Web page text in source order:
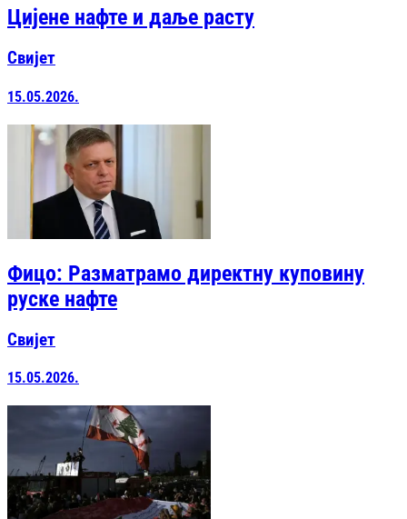
Цијене нафте и даље расту
Свијет
15.05.2026.
Фицо: Разматрамо директну куповину
руске нафте
Свијет
15.05.2026.